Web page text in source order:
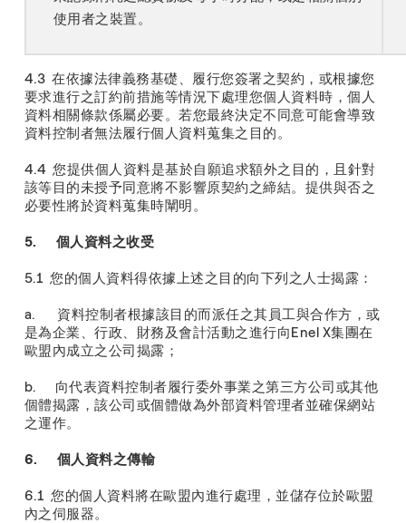
使用者之裝置。
4.3 在依據法律義務基礎、履行您簽署之契約，或根據您
要求進行之訂約前措施等情況下處理您個人資料時，個人
資料相關條款係屬必要。若您最終決定不同意可能會導致
資料控制者無法履行個人資料蒐集之目的。
4.4 您提供個人資料是基於自願追求額外之目的，且針對
該等目的未授予同意將不影響原契約之締結。提供與否之
必要性將於資料蒐集時闡明。
5. 個人資料之收受
5.1 您的個人資料得依據上述之目的向下列之人士揭露：
a. 資料控制者根據該目的而派任之其員工與合作方，或
是為企業、行政、財務及會計活動之進行向Enel X集團在
歐盟內成立之公司揭露；
b. 向代表資料控制者履行委外事業之第三方公司或其他
個體揭露，該公司或個體做為外部資料管理者並確保網站
之運作。
6. 個人資料之傳輸
6.1 您的個人資料將在歐盟內進行處理，並儲存位於歐盟
內之伺服器。